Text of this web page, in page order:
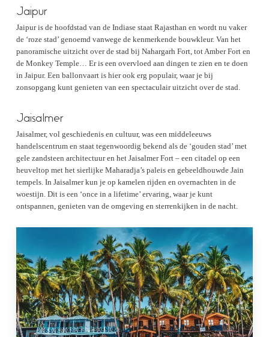
Jaipur
Jaipur is de hoofdstad van de Indiase staat Rajasthan en wordt nu vaker
de ‘roze stad’ genoemd vanwege de kenmerkende bouwkleur. Van het
panoramische uitzicht over de stad bij Nahargarh Fort, tot Amber Fort en
de Monkey Temple… Er is een overvloed aan dingen te zien en te doen
in Jaipur. Een ballonvaart is hier ook erg populair, waar je bij
zonsopgang kunt genieten van een spectaculair uitzicht over de stad.
Jaisalmer
Jaisalmer, vol geschiedenis en cultuur, was een middeleeuws
handelscentrum en staat tegenwoordig bekend als de ‘gouden stad’ met
gele zandsteen architectuur en het Jaisalmer Fort – een citadel op een
heuveltop met het sierlijke Maharadja’s paleis en gebeeldhouwde Jain
tempels. In Jaisalmer kun je op kamelen rijden en overnachten in de
woestijn. Dit is een ‘once in a lifetime’ ervaring, waar je kunt
ontspannen, genieten van de omgeving en sterrenkijken in de nacht.